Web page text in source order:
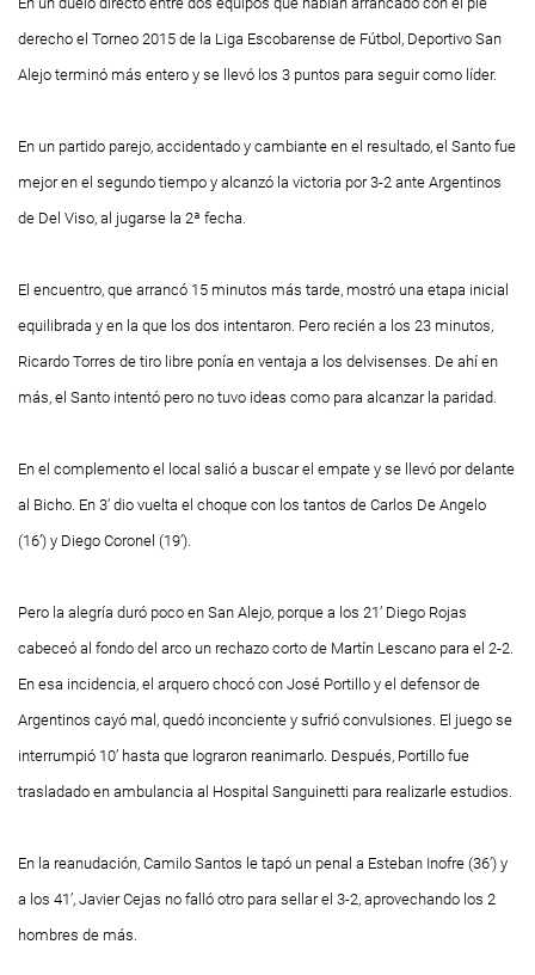
derecho el Torneo 2015 de la Liga Escobarense de Fútbol, Deportivo San
Alejo terminó más entero y se llevó los 3 puntos para seguir como líder.
En un partido parejo, accidentado y cambiante en el resultado, el Santo fue
mejor en el segundo tiempo y alcanzó la victoria por 3-2 ante Argentinos
de Del Viso, al jugarse la 2ª fecha.
El encuentro, que arrancó 15 minutos más tarde, mostró una etapa inicial
equilibrada y en la que los dos intentaron. Pero recién a los 23 minutos,
Ricardo Torres de tiro libre ponía en ventaja a los delvisenses. De ahí en
más, el Santo intentó pero no tuvo ideas como para alcanzar la paridad.
En el complemento el local salió a buscar el empate y se llevó por delante
al Bicho. En 3’ dio vuelta el choque con los tantos de Carlos De Angelo
(16’) y Diego Coronel (19’).
Pero la alegría duró poco en San Alejo, porque a los 21’ Diego Rojas
cabeceó al fondo del arco un rechazo corto de Martín Lescano para el 2-2.
En esa incidencia, el arquero chocó con José Portillo y el defensor de
Argentinos cayó mal, quedó inconciente y sufrió convulsiones. El juego se
interrumpió 10’ hasta que lograron reanimarlo. Después, Portillo fue
trasladado en ambulancia al Hospital Sanguinetti para realizarle estudios.
En la reanudación, Camilo Santos le tapó un penal a Esteban Inofre (36’) y
a los 41’, Javier Cejas no falló otro para sellar el 3-2, aprovechando los 2
hombres de más.